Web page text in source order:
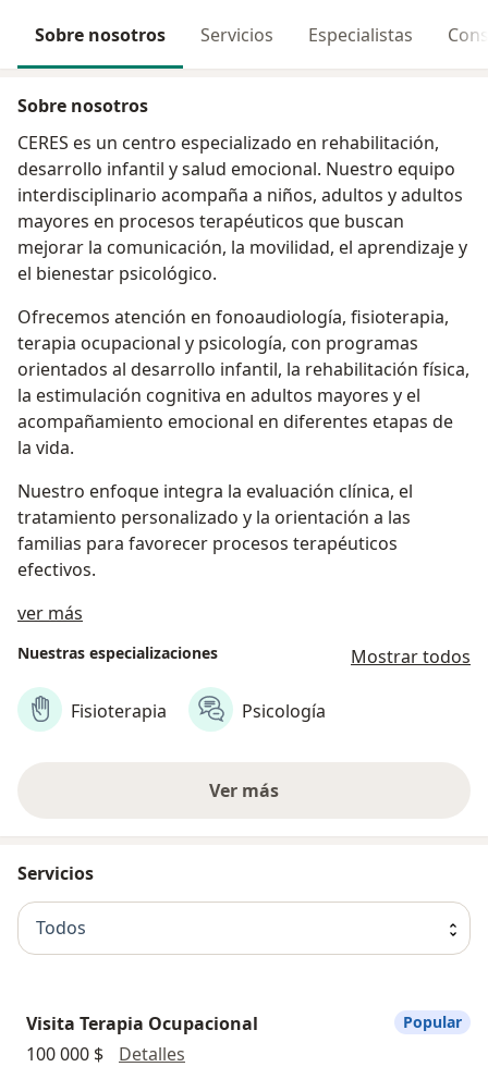
Sobre nosotros Servicios Especialistas
Sobre nosotros
CERES es un centro especializado en rehabilitación,
desarrollo infantil y salud emocional. Nuestro equipo
interdisciplinario acompaña a niños, adultos y adultos
mayores en procesos terapéuticos que buscan
mejorar la comunicación, la movilidad, el aprendizaje y
el bienestar psicológico.
Ofrecemos atención en fonoaudiología, fisioterapia,
terapia ocupacional y psicología, con programas
orientados al desarrollo infantil, la rehabilitación física,
la estimulación cognitiva en adultos mayores y el
acompañamiento emocional en diferentes etapas de
la vida.
Nuestro enfoque integra la evaluación clínica, el
tratamiento personalizado y la orientación a las
familias para favorecer procesos terapéuticos
efectivos.
ver más
Nuestras especializaciones Mostrar todos
Fisioterapia Psicología
Ver más
Servicios
Todos
Visita Terapia Ocupacional
100 000 $
Detalles
Popular